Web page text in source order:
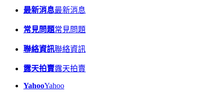
最新消息最新消息
常見問題常見問題
聯絡資訊聯絡資訊
露天拍賣露天拍賣
YahooYahoo